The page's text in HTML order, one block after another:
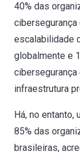
40% das
escalabilidade
globalmente e
cibersegurança
infraestrutura
Há, no entanto,
85% das
brasileiras,